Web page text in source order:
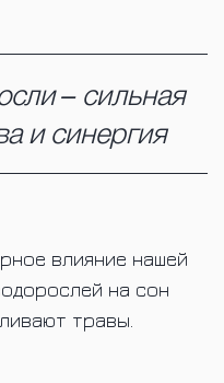
– сильная
и синергия
влияние нашей
на сон
травы.